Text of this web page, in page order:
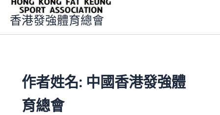
香港發強體育總會
作者姓名: 中國香港發強體
育總會